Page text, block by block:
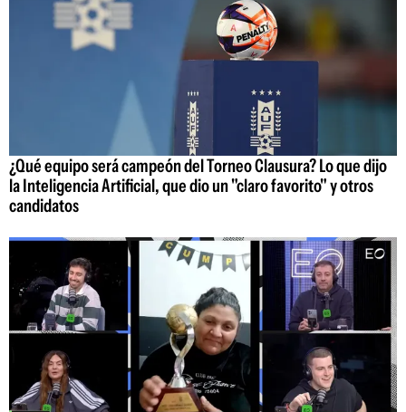
¿Qué equipo será campeón del Torneo Clausura? Lo que dijo
la Inteligencia Artificial, que dio un "claro favorito" y otros
candidatos